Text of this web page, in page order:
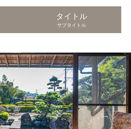
タイトル
サブタイトル